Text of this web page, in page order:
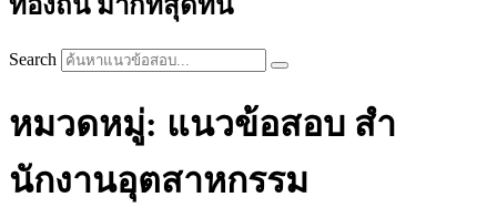
Search
หมวดหมู่: แนวข้อสอบ สํา
นักงานอุตสาหกรรม